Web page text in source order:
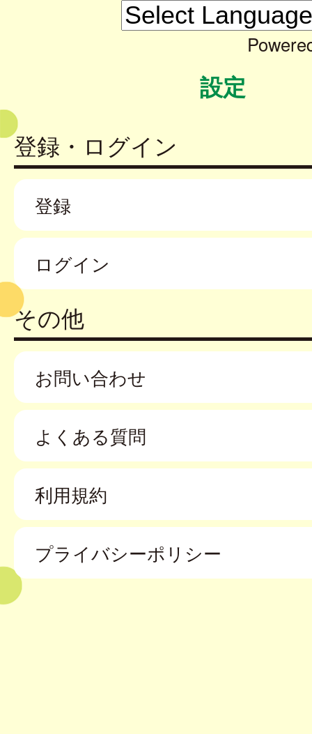
設定
登録・ログイン
登録
ログイン
その他
お問い合わせ
よくある質問
利用規約
プライバシーポリシー